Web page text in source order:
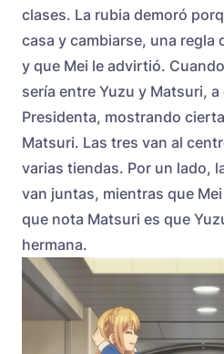
clases. La rubia demoró
casa y cambiarse, una regla
y que Mei le advirtió.
sería entre Yuzu y Matsuri, a
Presidenta, mostrando
Matsuri. Las tres van al
varias tiendas. Por un lado,
van juntas, mientras que
que nota Matsuri es que
hermana.